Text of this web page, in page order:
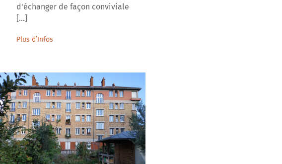
d'échanger de façon conviviale
[...]
Plus d’Infos